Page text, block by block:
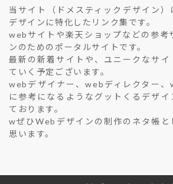
当サイト（ドメスティックデザイン
デザインに特化したリンク集です。
webサイトや楽天ショップなどの参考
ンのためのポータルサイトです。
最新の新着サイトや、ユニークなサイ
ていく予定ございます。
webデザイナー、webディレクター、
に参考になるようなグットくるデザイ
ております。
wぜひWebデザインの制作のネタ帳と
思います。